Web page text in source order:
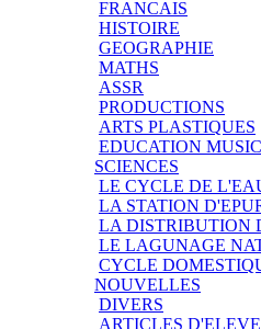
FRANCAIS
HISTOIRE
GEOGRAPHIE
MATHS
ASSR
PRODUCTIONS
ARTS PLASTIQUES
EDUCATION
SCIENCES
LE CYCLE DE
LA STATION
LA DISTRIBUTION
LE LAGUNAGE
CYCLE
NOUVELLES
DIVERS
ARTICLES